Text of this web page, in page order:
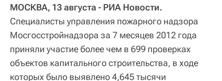
МОСКВА, 13 августа - РИА Новости.
Специалисты управления пожарного надзора
Мосгосстройнадзора за 7 месяцев 2012 года
приняли участие более чем в 699 проверках
объектов капитального строительства, в ходе
которых было выявлено 4,645 тысячи